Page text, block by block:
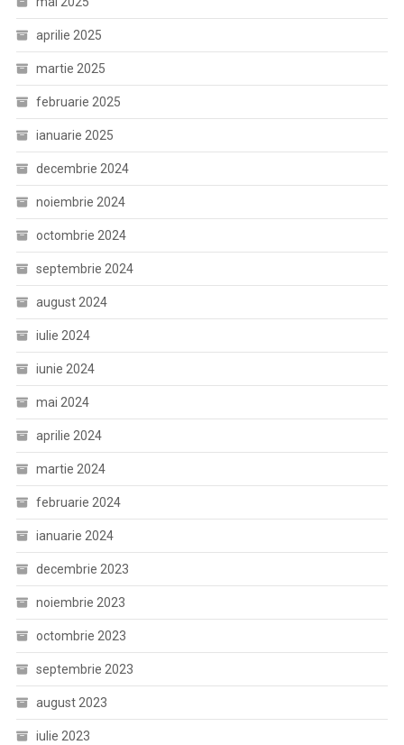
aprilie 2025
martie 2025
februarie 2025
ianuarie 2025
decembrie 2024
noiembrie 2024
octombrie 2024
septembrie 2024
august 2024
iulie 2024
iunie 2024
mai 2024
aprilie 2024
martie 2024
februarie 2024
ianuarie 2024
decembrie 2023
noiembrie 2023
octombrie 2023
septembrie 2023
august 2023
iulie 2023